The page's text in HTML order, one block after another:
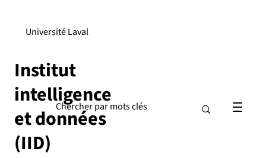
Institut
intelligence
et données
(IID)
Université Laval